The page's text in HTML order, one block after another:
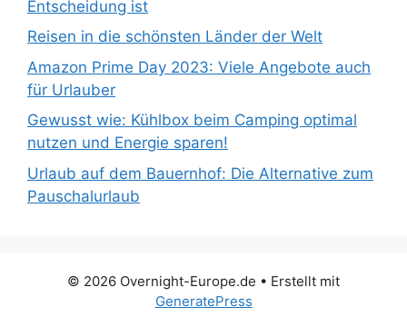
Entscheidung ist
Reisen in die schönsten Länder der Welt
Amazon Prime Day 2023: Viele Angebote auch
für Urlauber
Gewusst wie: Kühlbox beim Camping optimal
nutzen und Energie sparen!
Urlaub auf dem Bauernhof: Die Alternative zum
Pauschalurlaub
© 2026 Overnight-Europe.de • Erstellt mit
GeneratePress